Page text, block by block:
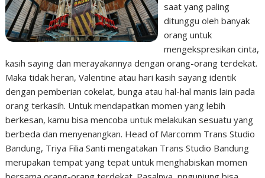
saat yang paling
ditunggu oleh banyak
orang untuk
mengekspresikan cinta,
kasih saying dan merayakannya dengan orang-orang terdekat.
Maka tidak heran, Valentine atau hari kasih sayang identik
dengan pemberian cokelat, bunga atau hal-hal manis lain pada
orang terkasih. Untuk mendapatkan momen yang lebih
berkesan, kamu bisa mencoba untuk melakukan sesuatu yang
berbeda dan menyenangkan. Head of Marcomm Trans Studio
Bandung, Triya Filia Santi mengatakan Trans Studio Bandung
merupakan tempat yang tepat untuk menghabiskan momen